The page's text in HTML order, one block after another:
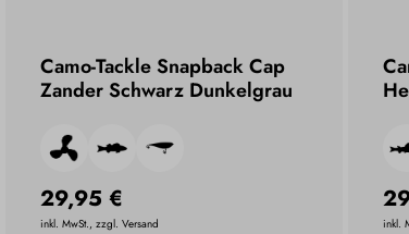
Camo-Tackle Snapback Cap
Zander Schwarz Dunkelgrau
29,95 €
inkl. MwSt., zzgl. Versand inkl.